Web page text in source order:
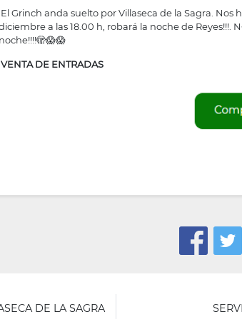
Grinch anda suelto por Villaseca de la Sagra. Nos
a las 18.00 h, robará la noche de Reyes!!!.
DE ENTRADAS
DE LA SAGRA